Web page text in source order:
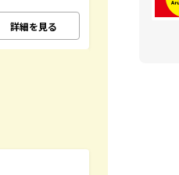
詳細を見る